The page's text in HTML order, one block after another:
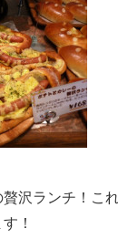
沢ランチ！こ
！